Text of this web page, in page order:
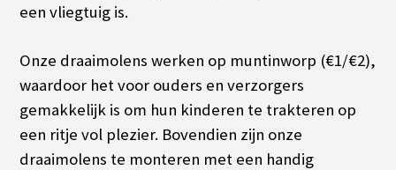
een vliegtuig is.
Onze draaimolens werken op muntinworp (€1/€2),
waardoor het voor ouders en verzorgers
gemakkelijk is om hun kinderen te trakteren op
een ritje vol plezier. Bovendien zijn onze
draaimolens te monteren met een handig